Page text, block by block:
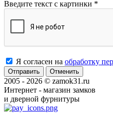
Введите текст с картинки *
Я согласен на обработку
Отменить
2005 - 2026 © zamok31.ru
Интернет - магазин замков
и дверной фурнитуры